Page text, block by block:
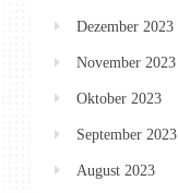
Dezember 2023
November 2023
Oktober 2023
September 2023
August 2023